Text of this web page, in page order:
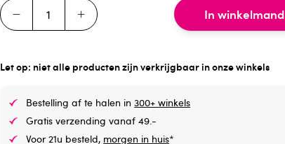
In winkelmand
Let op: niet alle producten zijn verkrijgbaar in onze winkels
Bestelling af te halen in300+ winkels
Gratis verzending vanaf 49.-
Voor 21u besteld, morgen in huis*